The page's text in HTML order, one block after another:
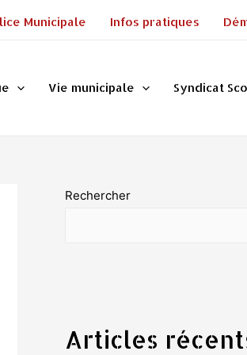
Municipale Infos pratiques
Vie municipale Syndicat
Rechercher
Articles